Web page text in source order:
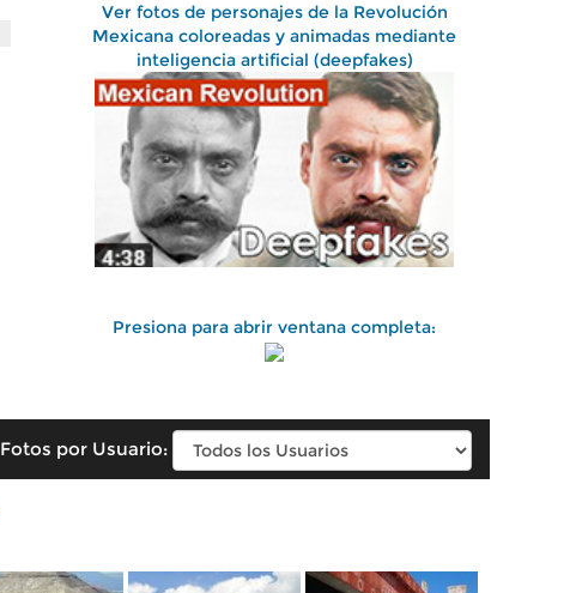
Ver fotos de personajes de la Revolución
Mexicana coloreadas y animadas mediante
inteligencia artificial (deepfakes)
Presiona para abrir ventana completa:
Fotos por Usuario: